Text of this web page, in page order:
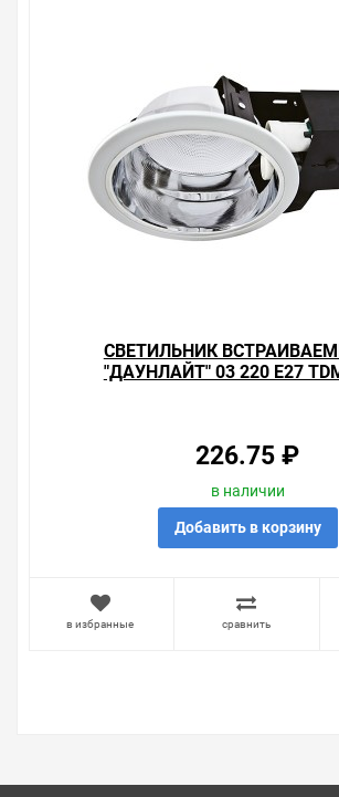
CВЕТИЛЬНИК
"ДАУНЛАЙТ" 03 220 E27
226.75 ₽
в наличии
Добавить в корзину
в избранные сравнить